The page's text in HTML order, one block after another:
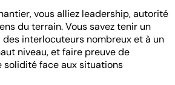
vous alliez leadership, autorité
du terrain. Vous savez tenir un
interlocuteurs nombreux et à un
niveau, et faire preuve de
face aux situations